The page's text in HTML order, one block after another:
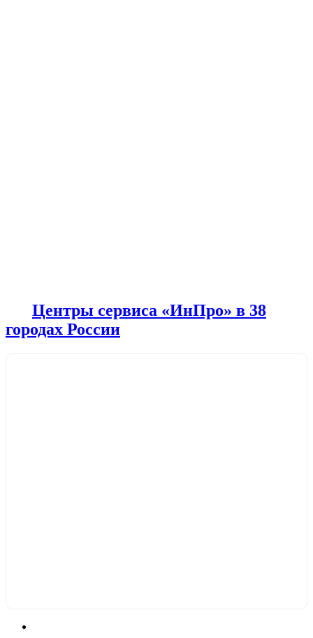
Центры сервиса «ИнПро» в 38
городах России